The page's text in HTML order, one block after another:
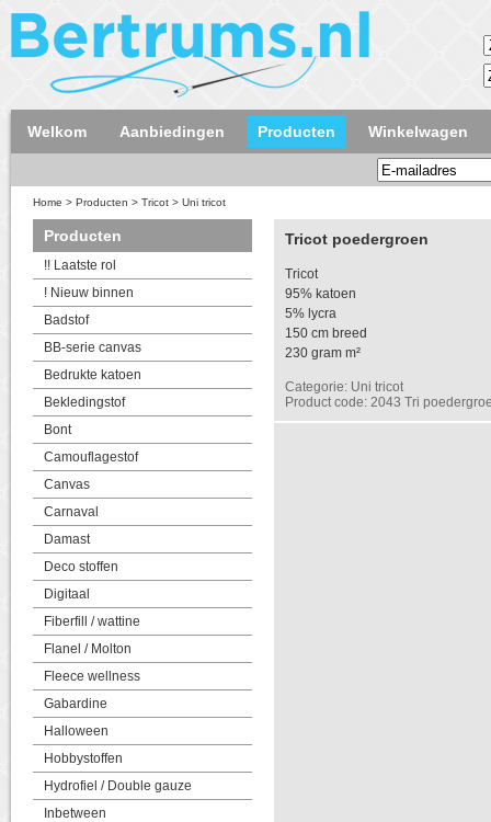
Welkom Aanbiedingen Producten Winkelwagen
Home > Producten > Tricot > Uni tricot
Producten
!! Laatste rol
! Nieuw binnen
Badstof
BB-serie canvas
Bedrukte katoen
Bekledingstof
Bont
Camouflagestof
Canvas
Carnaval
Damast
Deco stoffen
Digitaal
Fiberfill / wattine
Flanel / Molton
Fleece wellness
Gabardine
Halloween
Hobbystoffen
Hydrofiel / Double gauze
Inbetween
Tricot poedergroen
Tricot
95% katoen
5% lycra
150 cm breed
230 gram m²
Categorie: Uni tricot
Product code: 2043 Tri